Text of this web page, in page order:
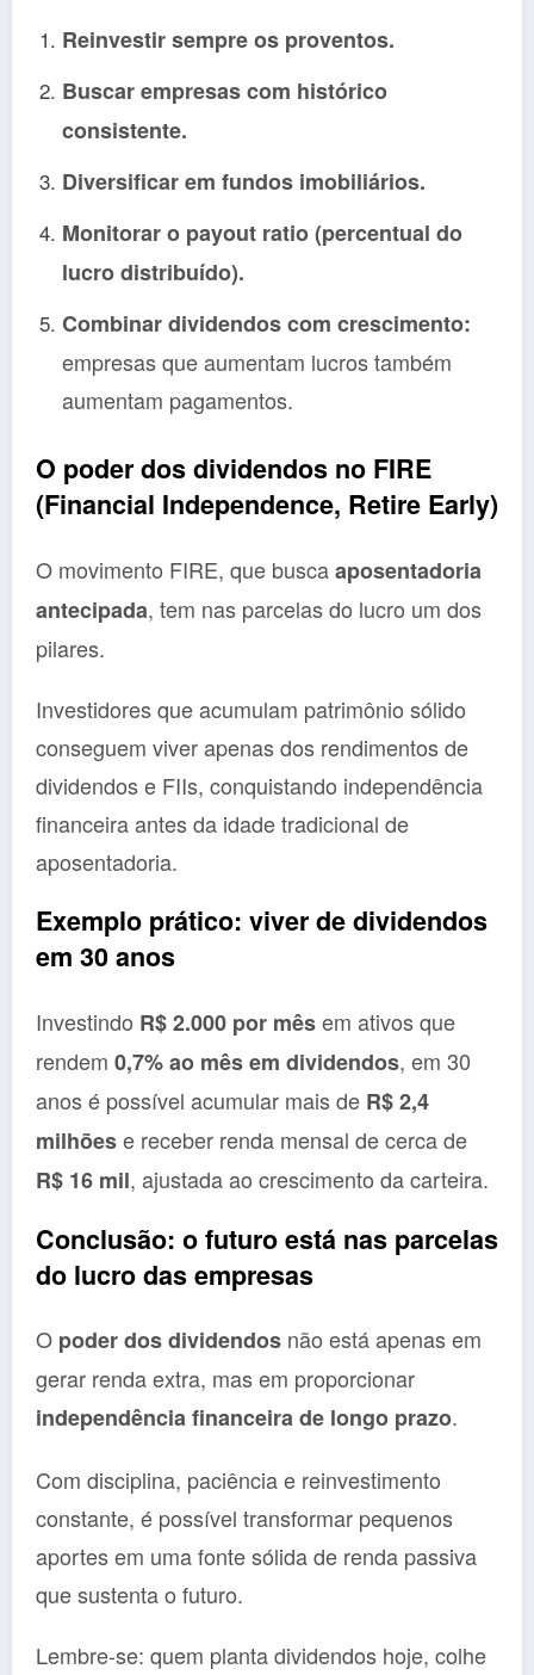
Reinvestir sempre os proventos.
Buscar empresas com histórico
consistente.
Diversificar em fundos imobiliários.
Monitorar o payout ratio (percentual do
lucro distribuído).
Combinar dividendos com crescimento:
empresas que aumentam lucros também
aumentam pagamentos.
O poder dos dividendos no FIRE
(Financial Independence, Retire Early)
O movimento FIRE, que buscaaposentadoria
antecipada, tem nas parcelas do lucro um dos
pilares.
Investidores que acumulam patrimônio sólido
conseguem viver apenas dos rendimentos de
dividendos e FIIs, conquistando independência
financeira antes da idade tradicional de
aposentadoria.
Exemplo prático: viver de dividendos
em 30 anos
Investindo R$ 2.000 por mêsem ativos que
rendem 0,7% ao mês em dividendos, em 30
anos é possível acumular mais de R$ 2,4
milhõese receber renda mensal de cerca de
R$ 16 mil, ajustada ao crescimento da carteira.
Conclusão: o futuro está nas parcelas
do lucro das empresas
O poder dos dividendos não está apenas em
gerar renda extra, mas em proporcionar
independência financeira de longo prazo.
Com disciplina, paciência e reinvestimento
constante, é possível transformar pequenos
aportes em uma fonte sólida de renda passiva
que sustenta o futuro.
Lembre-se: quem planta dividendos hoje, colhe